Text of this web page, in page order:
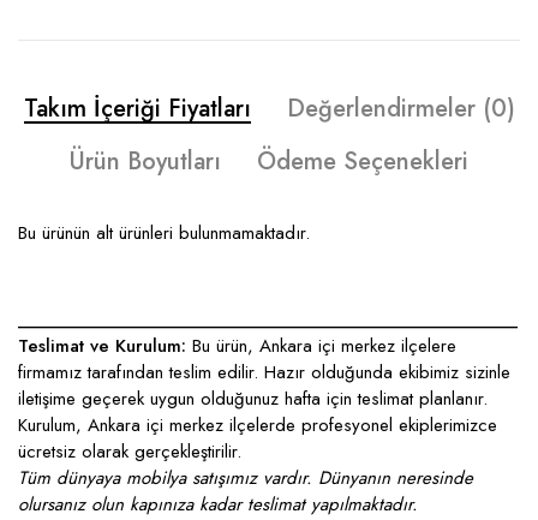
Takım İçeriği Fiyatları
Değerlendirmeler (0)
Ürün Boyutları
Ödeme Seçenekleri
Bu ürünün alt ürünleri bulunmamaktadır.
____________________________________________________
Teslimat ve Kurulum: Bu ürün, Ankara içi merkez ilçelere
firmamız tarafından teslim edilir. Hazır olduğunda ekibimiz sizinle
iletişime geçerek uygun olduğunuz hafta için teslimat planlanır.
Kurulum, Ankara içi merkez ilçelerde profesyonel ekiplerimizce
ücretsiz olarak gerçekleştirilir.
Tüm dünyaya mobilya satışımız vardır. Dünyanın neresinde
olursanız olun kapınıza kadar teslimat yapılmaktadır.